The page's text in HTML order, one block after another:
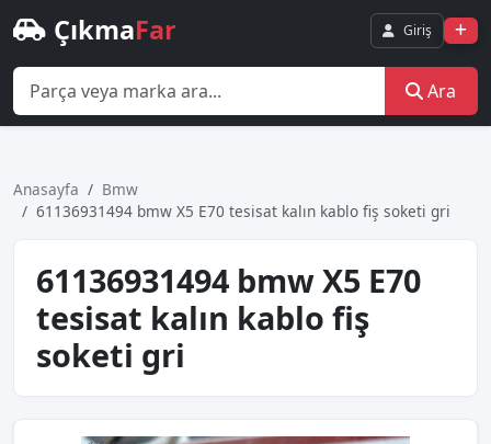
ÇıkmaFar Giriş
Ara
Anasayfa
Bmw
61136931494 bmw X5 E70 tesisat kalın kablo fiş soketi gri
61136931494 bmw X5 E70
tesisat kalın kablo fiş
soketi gri